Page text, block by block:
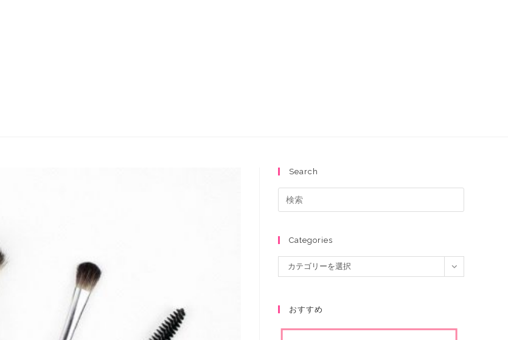
Search
Categories
カテゴリーを選択
おすすめ